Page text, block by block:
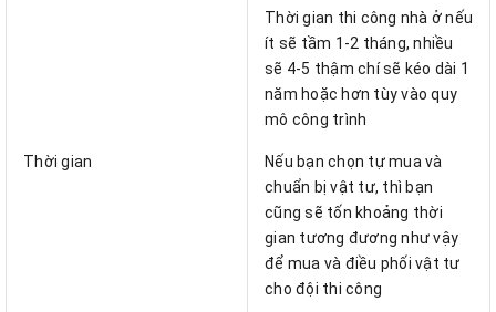
Thời gian
Thời gian thi công nhà ở nếu
ít sẽ tầm 1-2 tháng, nhiều
sẽ 4-5 thậm chí sẽ kéo dài 1
năm hoặc hơn tùy vào quy
mô công trình
Nếu bạn chọn tự mua và
chuẩn bị vật tư, thì bạn
cũng sẽ tốn khoảng thời
gian tương đương như vậy
để mua và điều phối vật tư
cho đội thi công